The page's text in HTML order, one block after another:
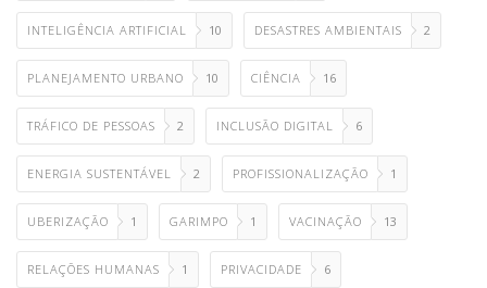
INTELIGÊNCIA ARTIFICIAL 10 DESASTRES AMBIENTAIS 2
PLANEJAMENTO URBANO 10 CIÊNCIA 16
TRÁFICO DE PESSOAS 2 INCLUSÃO DIGITAL 6
ENERGIA SUSTENTÁVEL 2 PROFISSIONALIZAÇÃO 1
UBERIZAÇÃO 1 GARIMPO 1 VACINAÇÃO 13
RELAÇÕES HUMANAS 1 PRIVACIDADE 6